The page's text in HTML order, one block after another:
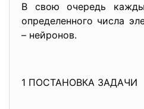
В свою очередь
определенного числа
– нейронов.
1 ПОСТАНОВКА ЗАДАЧИ